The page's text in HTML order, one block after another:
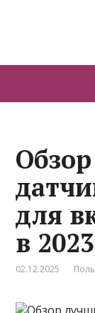
для
в
02.12.2025